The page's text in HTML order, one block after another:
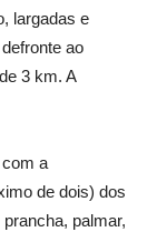
largadas e
ao
3 km. A
a
de dois) dos
palmar,